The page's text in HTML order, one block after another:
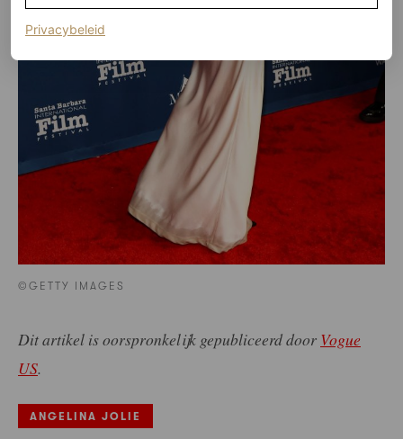
©GETTY IMAGES
Dit artikel is oorspronkelijk gepubliceerd door Vogue
US.
ANGELINA JOLIE
Privacybeleid